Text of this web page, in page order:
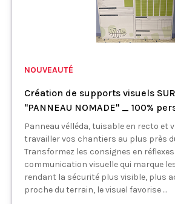
NOUVEAUTÉ
Création de supports visuels
"PANNEAU NOMADE" _ 100%
Panneau vélléda, tuisable en recto et
travailler vos chantiers au plus près
Transformez les consignes en
communication visuelle qui marque
rendant la sécurité plus visible, plus
proche du terrain, le visuel favorise ...